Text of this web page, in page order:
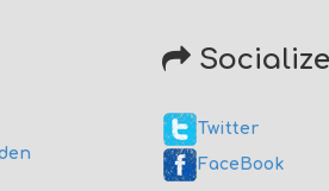
Twitter
FaceBook